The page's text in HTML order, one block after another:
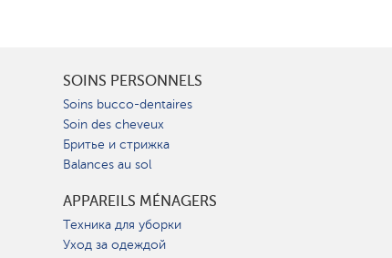
SOINS PERSONNELS
Soins bucco-dentaires
Soin des cheveux
Бритье и стрижка
Balances au sol
APPAREILS MÉNAGERS
Техника для уборки
Уход за одеждой